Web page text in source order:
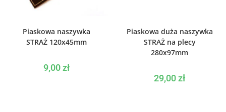
Piaskowa naszywka
STRAŻ 120x45mm
9,00zł
Piaskowa duża naszywka
STRAŻ na plecy
280x97mm
29,00zł